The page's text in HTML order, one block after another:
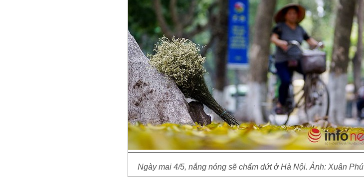
Ngày mai 4/5, nắng nóng sẽ chấm dứt ở Hà Nội. Ảnh: Xuân Phú